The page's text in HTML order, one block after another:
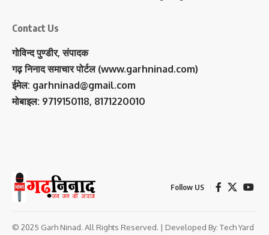
Contact Us
गोविन्द पुण्डीर, संपादक
गढ़ निनाद समाचार पोर्टल (www.garhninad.com)
ईमेल: garhninad@gmail.com
मोबाइल: 9719150118, 8171220010
Follow US
© 2025 Garh Ninad. All Rights Reserved. | Developed By: Tech Yard